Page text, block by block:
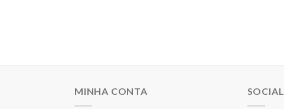
MINHA CONTA SOCIAL